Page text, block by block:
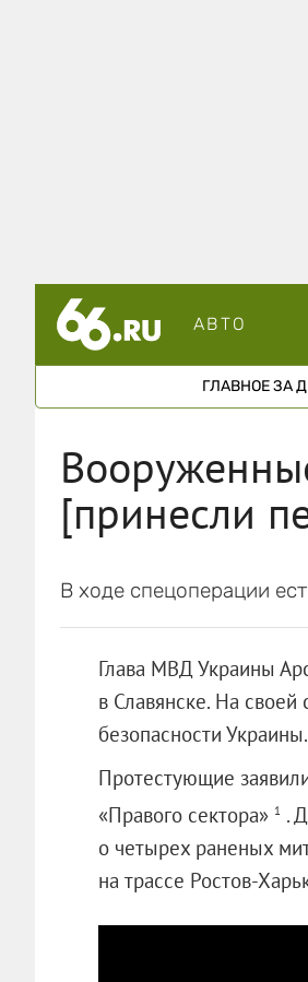
АВТО
ГЛАВНОЕ ЗА
[принесли
В ходе спецоперации
Глава МВД Украины
в Славянске. На
безопасности
Протестующие
«Правого сектора» 1 .
о четырех раненых
на трассе Ростов-